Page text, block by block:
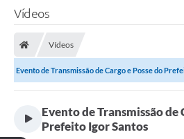
Vídeos
Vídeos
Evento de Transmissão de Cargo e Posse do
Evento de Transmissão de
Prefeito Igor Santos